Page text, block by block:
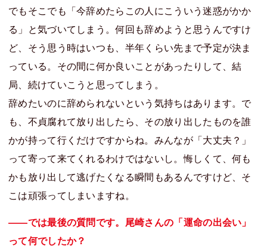
でもそこでも「今辞めたらこの人にこういう迷惑がかか
る」と気づいてしまう。何回も辞めようと思うんですけ
ど、そう思う時はいつも、半年くらい先まで予定が決ま
っている。その間に何か良いことがあったりして、結
局、続けていこうと思ってしまう。
辞めたいのに辞められないという気持ちはあります。で
も、不貞腐れて放り出したら、その放り出したものを誰
かが持って行くだけですからね。みんなが「大丈夫？」
って寄って来てくれるわけではないし。悔しくて、何も
かも放り出して逃げたくなる瞬間もあるんですけど、そ
こは頑張ってしまいますね。
――では最後の質問です。尾崎さんの「運命の出会い」
って何でしたか？